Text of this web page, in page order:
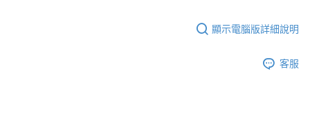
顯示電腦版詳細說明
客服